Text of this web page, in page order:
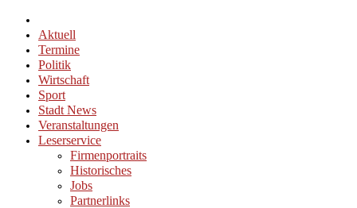
Aktuell
Termine
Politik
Wirtschaft
Sport
Stadt News
Veranstaltungen
Leserservice
Firmenportraits
Historisches
Jobs
Partnerlinks